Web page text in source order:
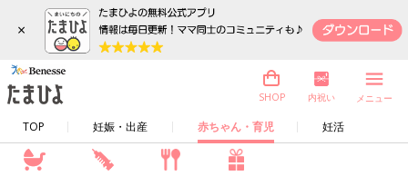
×
TOP 妊娠・出産 赤ちゃん・育児 妊活
SHOP 内祝い メニュー